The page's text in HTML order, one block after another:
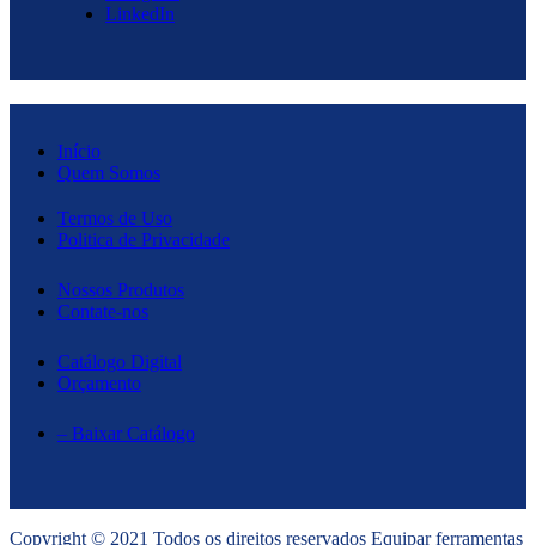
LinkedIn
Início
Quem Somos
Termos de Uso
Politica de Privacidade
Nossos Produtos
Contate-nos
Catálogo Digital
Orçamento
– Baixar Catálogo
Copyright © 2021 Todos os direitos reservados Equipar ferramentas